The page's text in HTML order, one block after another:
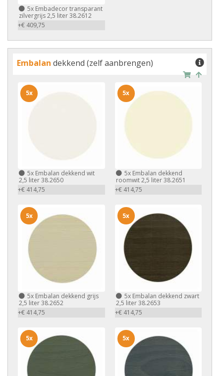
5x Embadecor transparant
zilvergrijs 2,5 liter 38.2612
+€ 409,75
Embalan dekkend (zelf aanbrengen)
5x Embalan dekkend wit
2,5 liter 38.2650
+€ 414,75
5x
5xEmbalan dekkend
roomwit 2,5 liter 38.2651
+€ 414,75
5x
5x Embalan dekkend grijs
2,5 liter 38.2652
+€ 414,75
5x
5xEmbalan dekkend zwart
2,5 liter 38.2653
+€ 414,75
5x
5x 5x